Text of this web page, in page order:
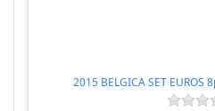
2015 BELGICA SET EUROS